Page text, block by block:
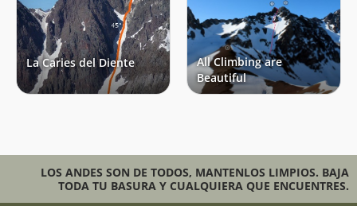
La Caries del Diente
All Climbing are
Beautiful
LOS ANDES SON DE TODOS, MANTENLOS LIMPIOS. BAJA
TODA TU BASURA Y CUALQUIERA QUE ENCUENTRES.